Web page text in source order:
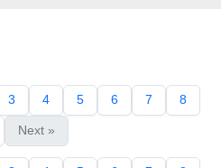
3 4 5 6 7 8
Next »